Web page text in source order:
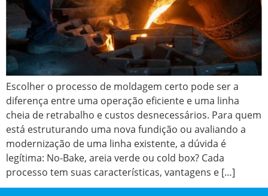
Escolher o processo de moldagem certo pode ser a
diferença entre uma operação eficiente e uma linha
cheia de retrabalho e custos desnecessários. Para quem
está estruturando uma nova fundição ou avaliando a
modernização de uma linha existente, a dúvida é
legítima: No-Bake, areia verde ou cold box? Cada
processo tem suas características, vantagens e […]